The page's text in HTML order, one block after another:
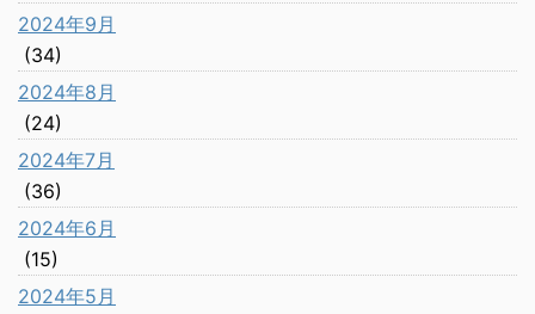
2024年9月
(34)
2024年8月
(24)
2024年7月
(36)
2024年6月
(15)
2024年5月